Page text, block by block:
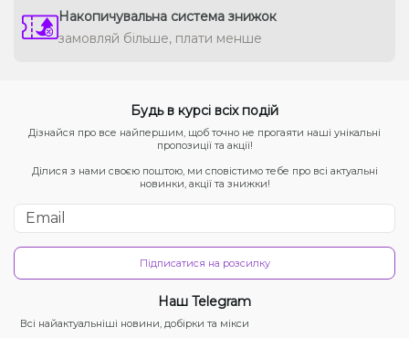
Накопичувальна система знижок
замовляй більше, плати менше
Будь в курсі всіх подій
Дізнайся про все найпершим, щоб точно не прогаяти наші унікальні
пропозиції та акції!
Ділися з нами своєю поштою, ми сповістимо тебе про всі актуальні
новинки, акції та знижки!
Підписатися на розсилку
Наш Telegram
Всі найактуальніші новини, добірки та мікси